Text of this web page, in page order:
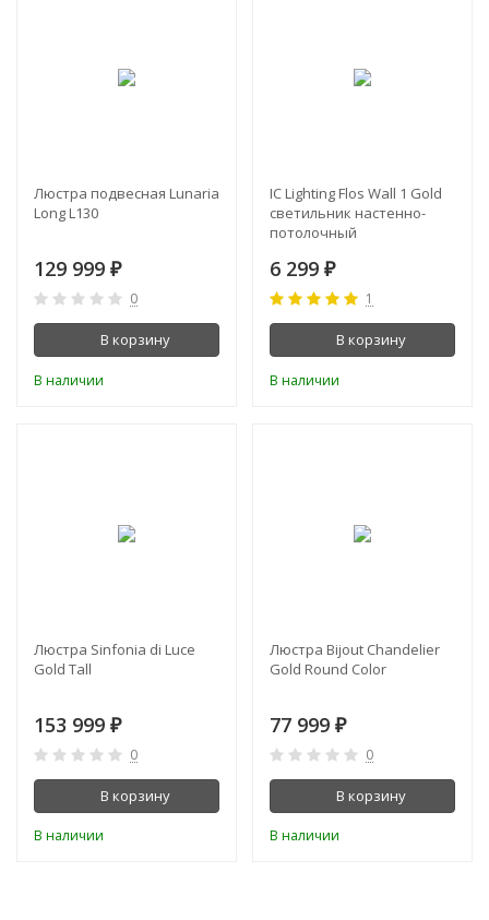
Люстра подвесная Lunaria
Long L130
129 999 ₽
0
В корзину
В наличии
IC Lighting Flos Wall 1 Gold
светильник настенно-
потолочный
6 299 ₽
1
В корзину
В наличии
Люстра Sinfonia di Luce
Gold Tall
153 999 ₽
0
В корзину
В наличии
Люстра Bijout Chandelier
Gold Round Сolor
77 999 ₽
0
В корзину
В наличии